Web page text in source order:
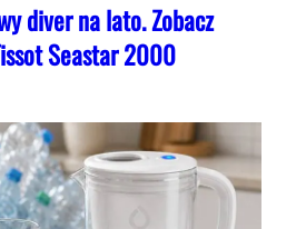
diver na lato. Zobacz
Seastar 2000